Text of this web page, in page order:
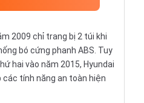
2009 chỉ trang bị 2 túi khi
bó cứng phanh ABS. Tuy
hai vào năm 2015, Hyundai
tính năng an toàn hiện